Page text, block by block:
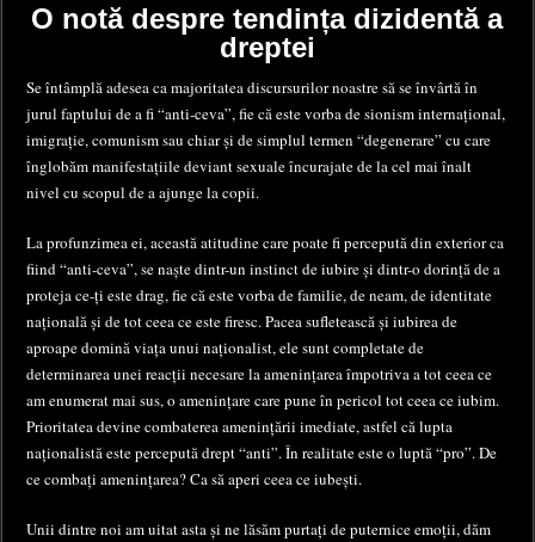
O notă despre tendința dizidentă a
dreptei
Se întâmplă adesea ca majoritatea discursurilor noastre să se învârtă în
jurul faptului de a fi “anti-ceva”, fie că este vorba de sionism internațional,
imigrație, comunism sau chiar și de simplul termen “degenerare” cu care
înglobăm manifestațiile deviant sexuale încurajate de la cel mai înalt
nivel cu scopul de a ajunge la copii.
La profunzimea ei, această atitudine care poate fi percepută din exterior ca
fiind “anti-ceva”, se naște dintr-un instinct de iubire și dintr-o dorință de a
proteja ce-ți este drag, fie că este vorba de familie, de neam, de identitate
națională și de tot ceea ce este firesc. Pacea sufletească și iubirea de
aproape domină viața unui naționalist, ele sunt completate de
determinarea unei reacții necesare la amenințarea împotriva a tot ceea ce
am enumerat mai sus, o amenințare care pune în pericol tot ceea ce iubim.
Prioritatea devine combaterea amenințării imediate, astfel că lupta
naționalistă este percepută drept “anti”. În realitate este o luptă “pro”. De
ce combați amenințarea? Ca să aperi ceea ce iubești.
Unii dintre noi am uitat asta și ne lăsăm purtați de puternice emoții, dăm